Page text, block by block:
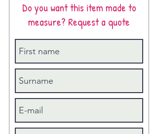
Do you want this item made to
measure? Request a quote